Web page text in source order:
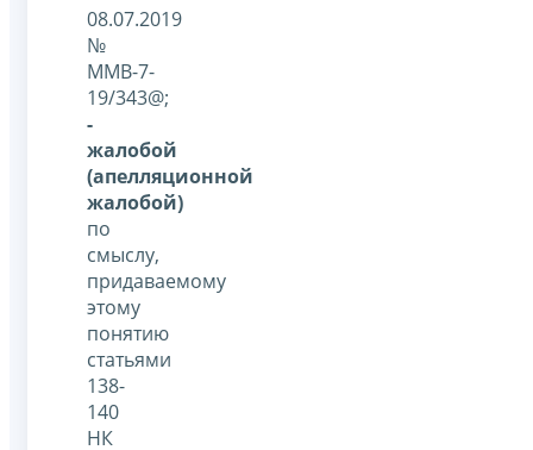
08.07.2019
№
ММВ-7-
19/343@;
-
жалобой
(апелляционной
жалобой)
по
смыслу,
придаваемому
этому
понятию
статьями
138-
140
НК